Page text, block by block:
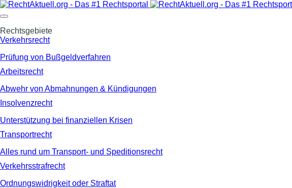
Rechtsgebiete
Verkehrsrecht
Prüfung von Bußgeldverfahren
Arbeitsrecht
Abwehr von Abmahnungen & Kündigungen
Insolvenzrecht
Unterstützung bei finanziellen Krisen
Transportrecht
Alles rund um Transport- und Speditionsrecht
Verkehrsstrafrecht
Ordnungswidrigkeit oder Straftat